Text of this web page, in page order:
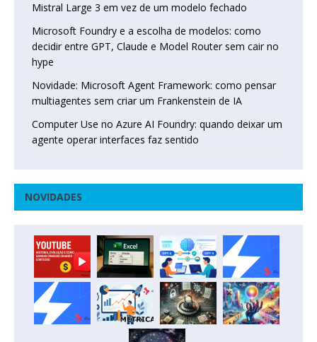
Mistral Large 3 em vez de um modelo fechado
Microsoft Foundry e a escolha de modelos: como
decidir entre GPT, Claude e Model Router sem cair no
hype
Novidade: Microsoft Agent Framework: como pensar
multiagentes sem criar um Frankenstein de IA
Computer Use no Azure AI Foundry: quando deixar um
agente operar interfaces faz sentido
NOVIDADES